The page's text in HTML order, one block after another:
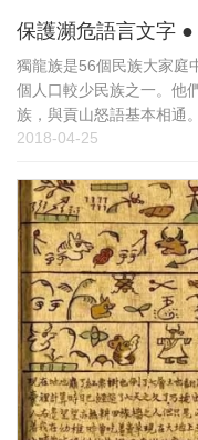
保護瀕危語言文字
獨龍族是56個民族大家庭
個人口較少民族之一。他
族，與貢山怒語基本相通。
2018-04-25